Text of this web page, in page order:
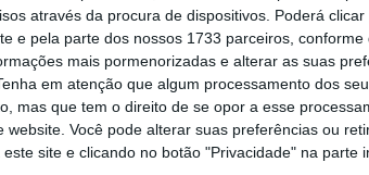
através da procura de dispositivos. Poderá
e pela parte dos nossos 1733 parceiros, conforme
mais pormenorizadas e alterar as suas
em atenção que algum processamento dos
mas que tem o direito de se opor a esse
website. Você pode alterar suas preferências ou
site e clicando no botão "Privacidade" na parte
da classificação, embora a Honda tenha
mais rápidos, mostrando sinais positivos